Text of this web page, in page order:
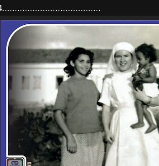
.......................................